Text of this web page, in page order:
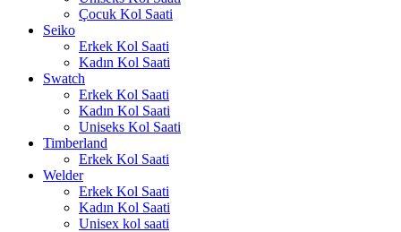
Çocuk Kol Saati
Seiko
Erkek Kol Saati
Kadın Kol Saati
Swatch
Erkek Kol Saati
Kadın Kol Saati
Uniseks Kol Saati
Timberland
Erkek Kol Saati
Welder
Erkek Kol Saati
Kadın Kol Saati
Unisex kol saati